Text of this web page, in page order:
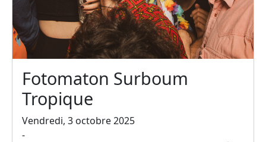
Fotomaton Surboum
Tropique
Vendredi, 3 octobre 2025
-